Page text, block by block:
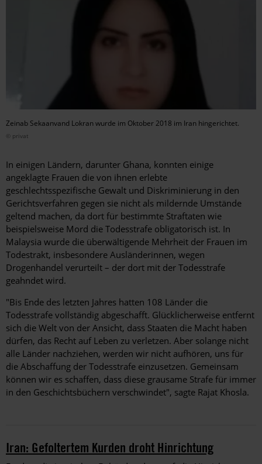
Zeinab Sekaanvand Lokran wurde im Oktober 2018 im Iran hingerichtet.
© privat
In einigen Ländern, darunter Ghana, konnten einige
angeklagte Frauen die von ihnen erlebte
geschlechtsspezifische Gewalt und Diskriminierung in den
Gerichtsverfahren gegen sie nicht als mildernde Umstände
geltend machen, da dort für bestimmte Straftaten wie
beispielsweise Mord die Todesstrafe obligatorisch ist. In
Malaysia wurde die überwältigende Mehrheit der Frauen im
Todestrakt, insbesondere Ausländerinnen, wegen
Drogenhandel verurteilt – der dort mit der Todesstrafe
geahndet wird.
"Bis Ende des letzten Jahres hatten 108 Länder die
Todesstrafe vollständig abgeschafft. Glücklicherweise entfernt
sich die Welt von der Ansicht, dass Staaten die Macht haben
dürfen, das Recht auf Leben zu verletzen. Aber solange nicht
alle Länder nachziehen, werden wir nicht aufhören, uns für
die Abschaffung der Todesstrafe einzusetzen. Gemeinsam
können wir es schaffen, dass diese grausame Strafe für immer
in den Geschichtsbüchern verschwindet", sagte Rajat Khosla.
Iran: Gefoltertem Kurden droht Hinrichtung